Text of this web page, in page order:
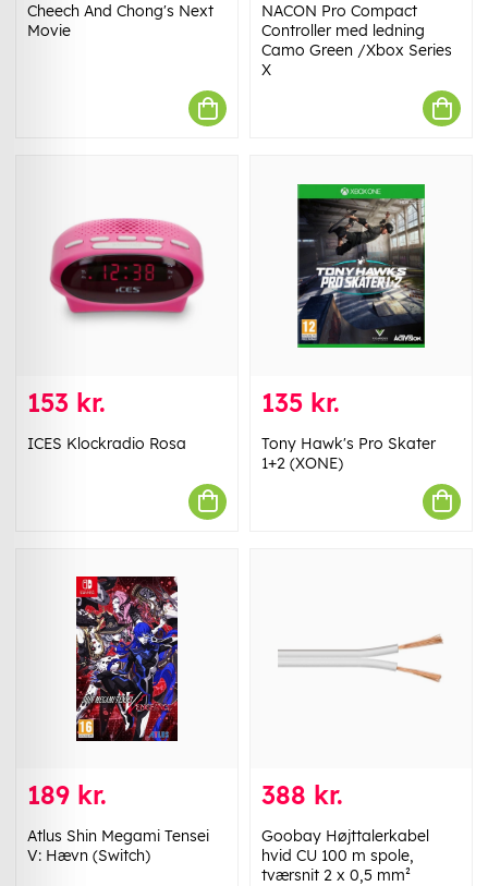
Cheech And Chong's Next
Movie
NACON Pro Compact
Controller med ledning
Camo Green /Xbox Series
X
153 kr.
ICES Klockradio Rosa
135 kr.
Tony Hawk's Pro Skater
1+2 (XONE)
189 kr.
Atlus Shin Megami Tensei
V: Hævn (Switch)
388 kr.
Goobay Højttalerkabel
hvid CU 100 m spole,
tværsnit 2 x 0,5 mm²